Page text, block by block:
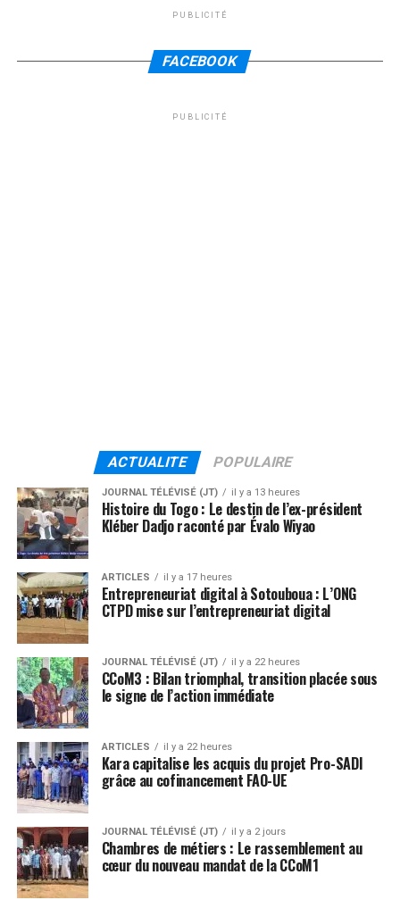
PUBLICITÉ
FACEBOOK
PUBLICITÉ
ACTUALITE POPULAIRE
JOURNAL TÉLÉVISÉ (JT) il y a 13 heures
Histoire du Togo : Le destin de l’ex-président
Kléber Dadjo raconté par Évalo Wiyao
ARTICLES il y a 17 heures
Entrepreneuriat digital à Sotouboua : L’ONG
CTPD mise sur l’entrepreneuriat digital
JOURNAL TÉLÉVISÉ (JT) il y a 22 heures
CCoM3 : Bilan triomphal, transition placée sous
le signe de l’action immédiate
ARTICLES il y a 22 heures
Kara capitalise les acquis du projet Pro-SADI
grâce au cofinancement FAO-UE
JOURNAL TÉLÉVISÉ (JT) il y a 2 jours
Chambres de métiers : Le rassemblement au
cœur du nouveau mandat de la CCoM1